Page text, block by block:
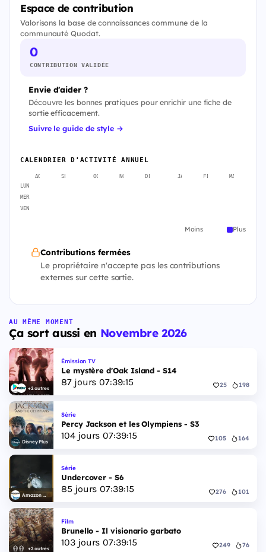
Espace de contribution
Valorisons la base de connaissances commune de la
communauté Quodat.
0
CONTRIBUTION VALIDÉE
Envie d'aider ?
Découvre les bonnes pratiques pour enrichir une fiche de
sortie efficacement.
Suivre le guide de style →
CALENDRIER D'ACTIVITÉ ANNUEL
AOÛT SEPT. OCT. NOV. DÉC. JANV. FÉVR. MARS
LUN
MER
VEN
Moins Plus
Contributions fermées
Le propriétaire n'accepte pas les contributions
externes sur cette sortie.
AU MÊME MOMENT
Ça sort aussi en Novembre 2026
+2 autres
Émission TV
Le mystère d'Oak Island - S14
87jours 07:39:14 25 198
Disney Plus
Série
Percy Jackson et les Olympiens - S3
104jours 07:39:14 105 164
Amazon Video
Série
Undercover - S6
85 jours 07:39:14 276 101
+2 autres
Film
Brunello - Il visionario garbato
103jours 07:39:14 249 76